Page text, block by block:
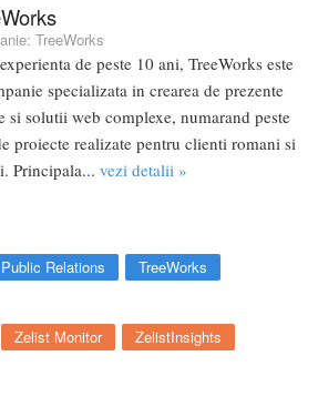
TreeWorks
de peste 10 ani, TreeWorks este
specializata in crearea de prezente
si solutii web complexe, numarand peste
proiecte realizate pentru clienti romani si
Principala... vezi detalii »
Relations TreeWorks
Zelist Monitor ZelistInsights